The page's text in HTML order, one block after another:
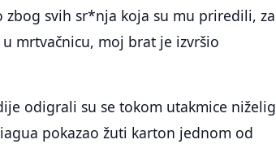
svih sr*nja koja su mu priredili,
mrtvačnicu, moj brat je izvršio
odigrali su se tokom utakmice
pokazao žuti karton jednom od